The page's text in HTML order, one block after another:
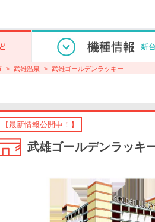
武雄温泉 武雄ゴールデンラッキー
【最新情報公開中！】
武雄ゴールデンラッキ